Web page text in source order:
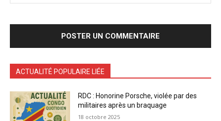
ACTUALITÉ POPULAIRE LIÉE
RDC : Honorine Porsche, violée par des
militaires après un braquage
18 octobre 2025